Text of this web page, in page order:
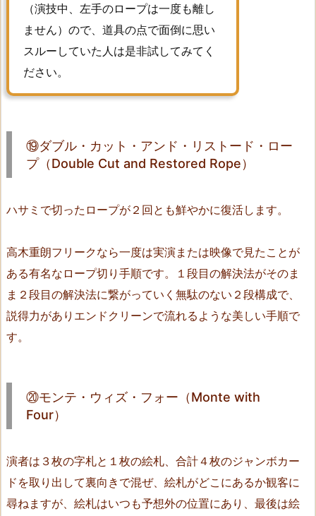
ン
ス
n
v
g
c
1
9.
ロ
ー
ツ、
ア
ウ
ォ
ン
（演技中、左手のロープは一度も離し
ません）ので、道具の点で面倒に思い
スルーしていた人は是非試してみてく
ださい。
⑲ダブル・カット・アンド・リストード・ロー
プ（Double Cut and Restored Rope）
ハサミで切ったロープが２回とも鮮やかに復活します。
高木重朗フリークなら一度は実演または映像で見たことが
ある有名なロープ切り手順です。１段目の解決法がそのま
ま２段目の解決法に繋がっていく無駄のない２段構成で、
説得力がありエンドクリーンで流れるような美しい手順で
す。
⑳モンテ・ウィズ・フォー（Monte with
Four）
演者は３枚の字札と１枚の絵札、合計４枚のジャンボカー
ドを取り出して裏向きで混ぜ、絵札がどこにあるか観客に
尋ねますが、絵札はいつも予想外の位置にあり、最後は絵